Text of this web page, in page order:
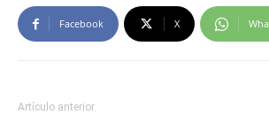
Facebook X
Artículo anterior